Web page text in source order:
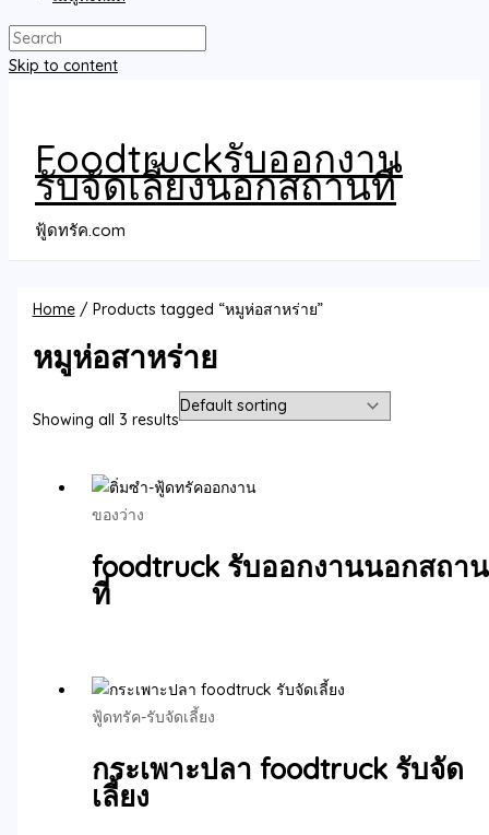
Skip to content
Foodtruckรับออกงาน
รับจัดเลี้ยงนอกสถานที่
ฟู้ดทรัค.com
Home/ Products tagged “หมูห่อสาหร่าย”
หมูห่อสาหร่าย
Showing all 3 results
ของว่าง
foodtruck รับออกงานนอกสถาน
ที่
ฟู้ดทรัค-รับจัดเลี้ยง
กระเพาะปลา foodtruck รับจัด
เลี้ยง